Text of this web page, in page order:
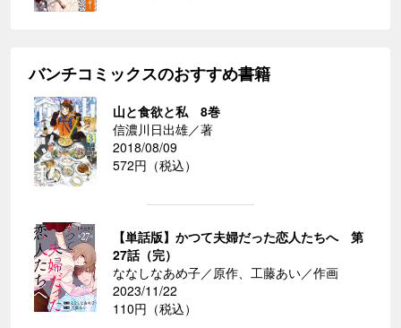
バンチコミックスのおすすめ書籍
山と食欲と私 8巻
信濃川日出雄／著
2018/08/09
572円（税込）
【単話版】かつて夫婦だった恋人たちへ 第
27話（完）
ななしなあめ子／原作、工藤あい／作画
2023/11/22
110円（税込）